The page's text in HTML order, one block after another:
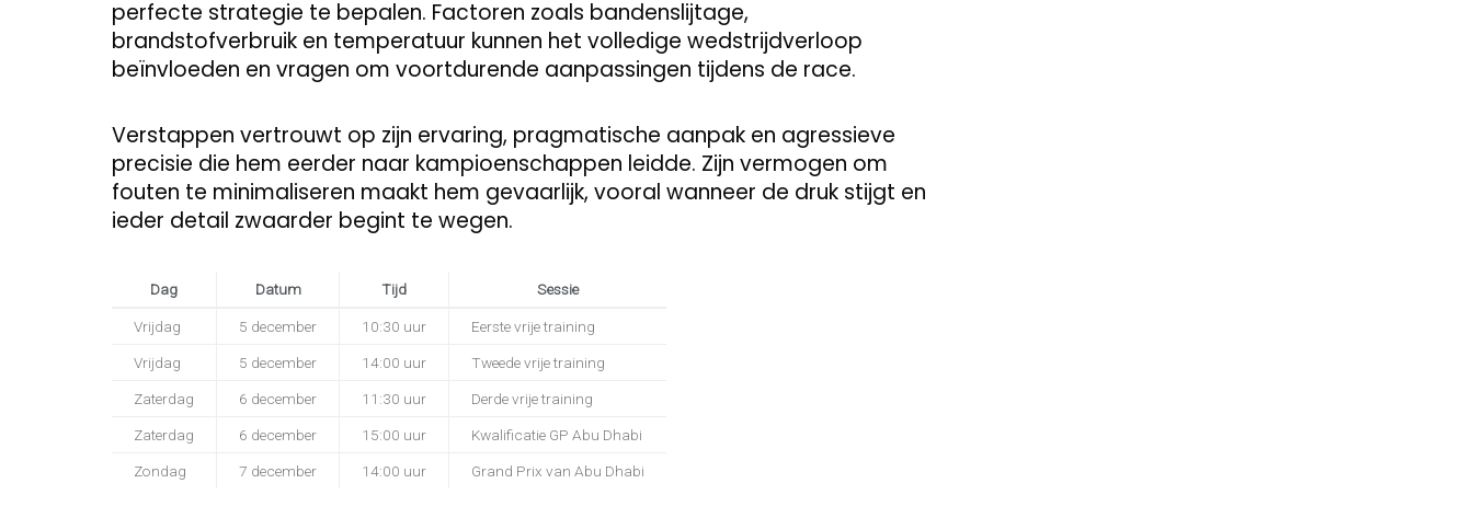
perfecte strategie te bepalen. Factoren zoals bandenslijtage,
brandstofverbruik en temperatuur kunnen het volledige wedstrijdverloop
beïnvloeden en vragen om voortdurende aanpassingen tijdens de race.
Verstappen vertrouwt op zijn ervaring, pragmatische aanpak en agressieve
precisie die hem eerder naar kampioenschappen leidde. Zijn vermogen om
fouten te minimaliseren maakt hem gevaarlijk, vooral wanneer de druk stijgt en
ieder detail zwaarder begint te wegen.
Dag Datum Tijd Sessie
Vrijdag 5 december 10:30 uur Eerste vrije training
Vrijdag 5 december 14:00 uur Tweede vrije training
Zaterdag 6 december 11:30 uur Derde vrije training
Zaterdag 6 december 15:00 uur Kwalificatie GP Abu Dhabi
Zondag 7 december 14:00 uur Grand Prix van Abu Dhabi